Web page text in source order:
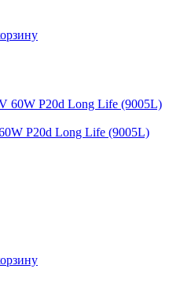
P20d Long Life (9005L)